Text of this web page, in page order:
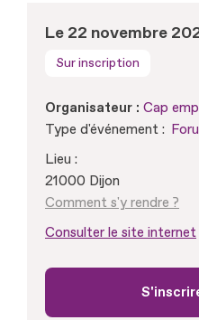
Le 22 novembre
Sur inscription
Organisateur : Cap
Type d'événement :
Lieu :
21000 Dijon
Comment s'y rendre ?
Consulter le site internet